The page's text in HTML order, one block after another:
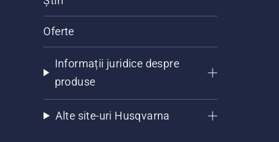
Oferte
Informații juridice despre
produse
Alte site-uri Husqvarna